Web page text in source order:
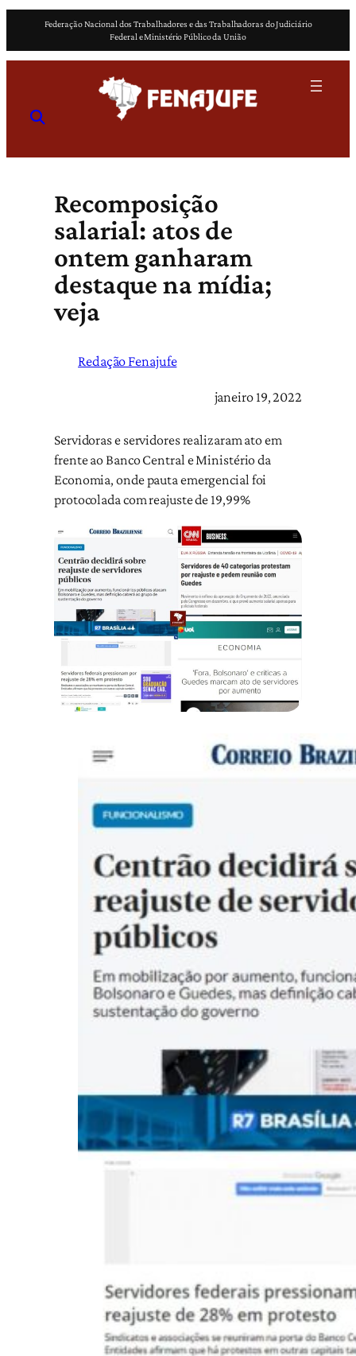
o
Federação Nacional dos Trabalhadores e das Trabalhadoras do Judiciário
Federal e Ministério Público da União
Recomposição
salarial: atos de
ontem ganharam
destaque na mídia;
veja
Redação Fenajufe
janeiro 19, 2022
Servidoras e servidores realizaram ato em
frente ao Banco Central e Ministério da
Economia, onde pauta emergencial foi
protocolada com reajuste de 19,99%